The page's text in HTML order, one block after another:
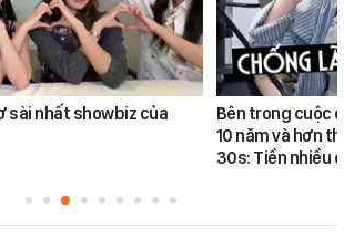
sài nhất showbiz của
Bên trong cuộc
10 năm và hơn
30s: Tiền nhiều